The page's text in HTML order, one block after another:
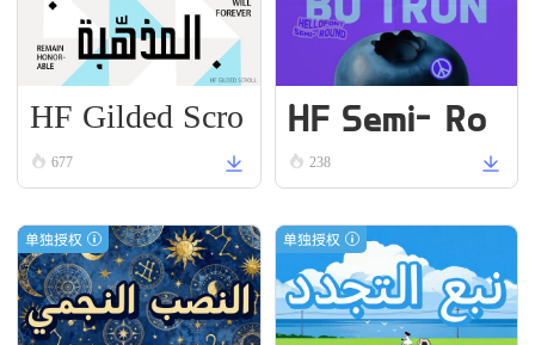
HF Gilded Scro
ll677
HF Semi-Ro
und VN Bold
238
单独授权 单独授权